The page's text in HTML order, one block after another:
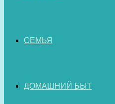
СЕМЬЯ
ДОМАШНИЙ БЫТ